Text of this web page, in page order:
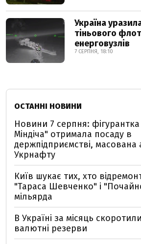
Україна
тіньового
енерговузлів
7 СЕРПНЯ, 18:10
ОСТАННІ НОВИНИ
Новини 7 серпня:
Міндіча" отримала посаду в
держпідприємстві,
Укрнафту
Київ шукає тих, хто
"Тараса Шевченко" і
мільярда
В Україні за місяць
валютні резерви